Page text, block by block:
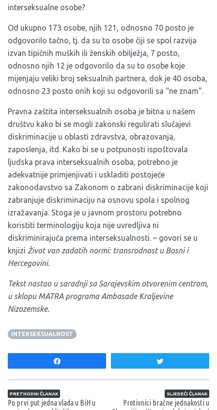
interseksualne osobe?
Od ukupno 173 osobe, njih 121, odnosno 70 posto je
odgovorilo tačno, tj. da su to osobe čiji se spol razvija
izvan tipičnih muških ili ženskih obilježja, 7 posto,
odnosno njih 12 je odgovorilo da su to osobe koje
mijenjaju veliki broj seksualnih partnera, dok je 40 osoba,
odnosno 23 posto onih koji su odgovorili sa “ne znam”.
Pravna zaštita interseksualnih osoba je bitna u našem
društvu kako bi se mogli zakonski regulirati slučajevi
diskriminacije u oblasti zdravstva, obrazovanja,
zaposlenja, itd. Kako bi se u potpunosti ispoštovala
ljudska prava interseksualnih osoba, potrebno je
adekvatnije primjenjivati i uskladiti postojeće
zakonodavstvo sa Zakonom o zabrani diskriminacije koji
zabranjuje diskriminaciju na osnovu spola i spolnog
izražavanja. Stoga je u javnom prostoru potrebno
koristiti terminologiju koja nije uvredljiva ni
diskriminirajuća prema interseksualnosti. – govori se u
knjizi Život van zadatih normi: transrodnost u Bosni i
Hercegovini.
Tekst nastao u saradnji sa Sarajevskim otvorenim centrom,
u sklopu MATRA programa Ambasade Kraljevine
Nizozemske.
INTERSEKSUALNOST
Navigacija članaka
PRETHODNI ČLANAK
Po prvi put jedna vlada u BiH u
SLJEDEĆI ČLANAK
Protivnici bračne jednakosti u